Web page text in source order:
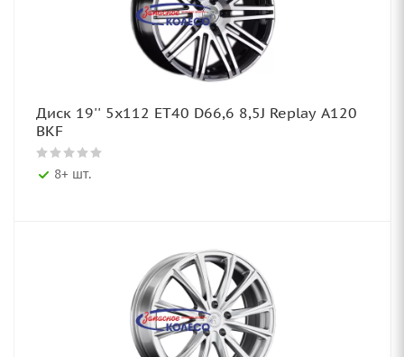
Диск 19'' 5x112 ET40 D66,6 8,5J Replay A120
BKF
8+ шт.